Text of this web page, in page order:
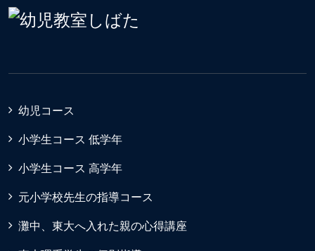
幼児コース
小学生コース 低学年
小学生コース 高学年
元小学校先生の指導コース
灘中、東大へ入れた親の心得講座